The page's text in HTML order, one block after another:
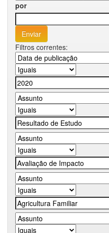
por
Filtros correntes: